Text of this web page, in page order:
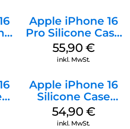
Apple iPhone 16
Pro Silicone Case
MagSafe Stone
Gray
55,90 €
inkl. MwSt.
Apple iPhone 16
Silicone Case
MagSafe Lake
Green
54,90 €
inkl. MwSt.